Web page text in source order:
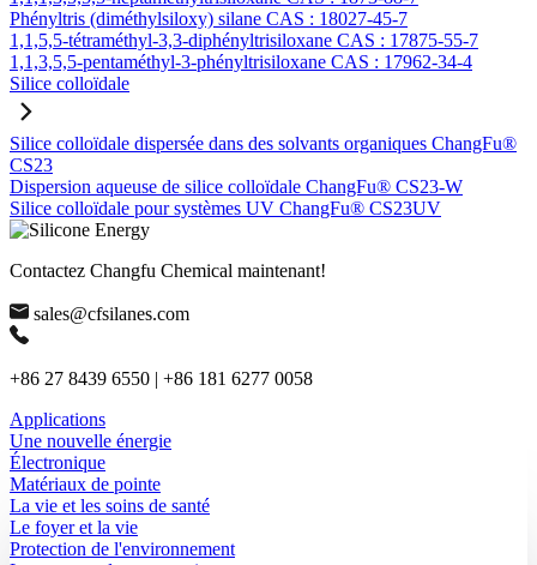
Phényltris (diméthylsiloxy) silane CAS : 18027-45-7
1,1,5,5-tétraméthyl-3,3-diphényltrisiloxane CAS : 17875-55-7
1,1,3,5,5-pentaméthyl-3-phényltrisiloxane CAS : 17962-34-4
Silice colloïdale
Silice colloïdale dispersée dans des solvants organiques ChangFu®
CS23
Dispersion aqueuse de silice colloïdale ChangFu® CS23-W
Silice colloïdale pour systèmes UV ChangFu® CS23UV
Contactez Changfu Chemical maintenant!
sales@cfsilanes.com
+86 27 8439 6550 | +86 181 6277 0058
Applications
Une nouvelle énergie
Électronique
Matériaux de pointe
La vie et les soins de santé
Le foyer et la vie
Protection de l'environnement